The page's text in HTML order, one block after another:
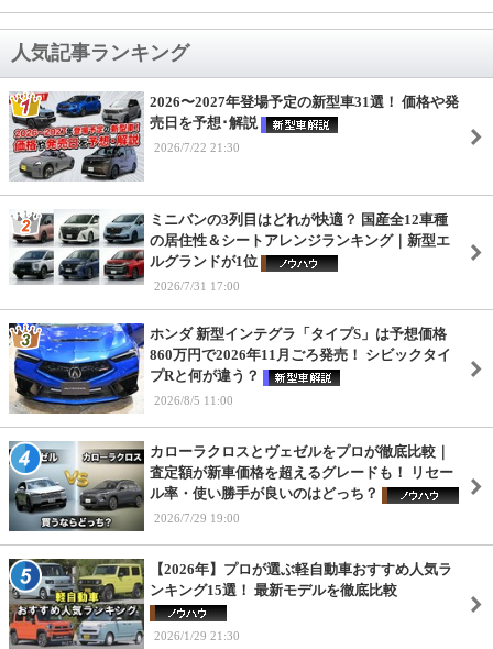
人気記事ランキング
2026〜2027年登場予定の新型車31選！ 価格や発
売日を予想･解説
2026/7/22 21:30
ミニバンの3列目はどれが快適？ 国産全12車種
の居住性＆シートアレンジランキング｜新型エ
ルグランドが1位
2026/7/31 17:00
ホンダ 新型インテグラ「タイプS」は予想価格
860万円で2026年11月ごろ発売！ シビックタイ
プRと何が違う？
2026/8/5 11:00
カローラクロスとヴェゼルをプロが徹底比較｜
査定額が新車価格を超えるグレードも！ リセー
ル率・使い勝手が良いのはどっち？
2026/7/29 19:00
【2026年】プロが選ぶ軽自動車おすすめ人気ラ
ンキング15選！ 最新モデルを徹底比較
2026/1/29 21:30